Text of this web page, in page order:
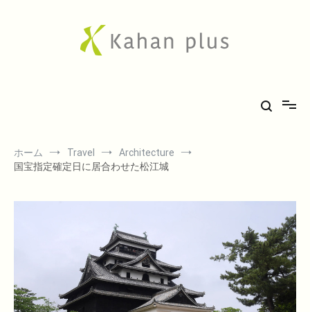
ホーム Travel
Architecture
国宝指定確定日に居合わせた松江城